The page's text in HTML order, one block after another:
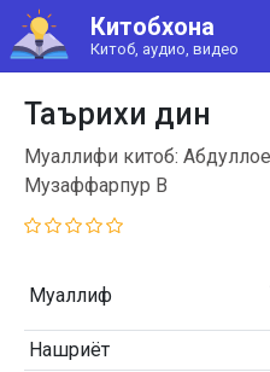
Китобхона
Китоб, аудио, видео
Таърихи дин
Муаллифи китоб:
Музаффарпур В
Муаллиф
Нашриёт